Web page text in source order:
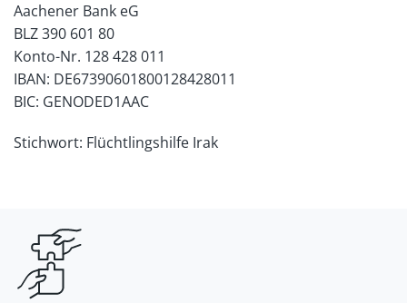
Aachener Bank eG
BLZ 390 601 80
Konto-Nr. 128 428 011
IBAN: DE67390601800128428011
BIC: GENODED1AAC
Stichwort: Flüchtlingshilfe Irak